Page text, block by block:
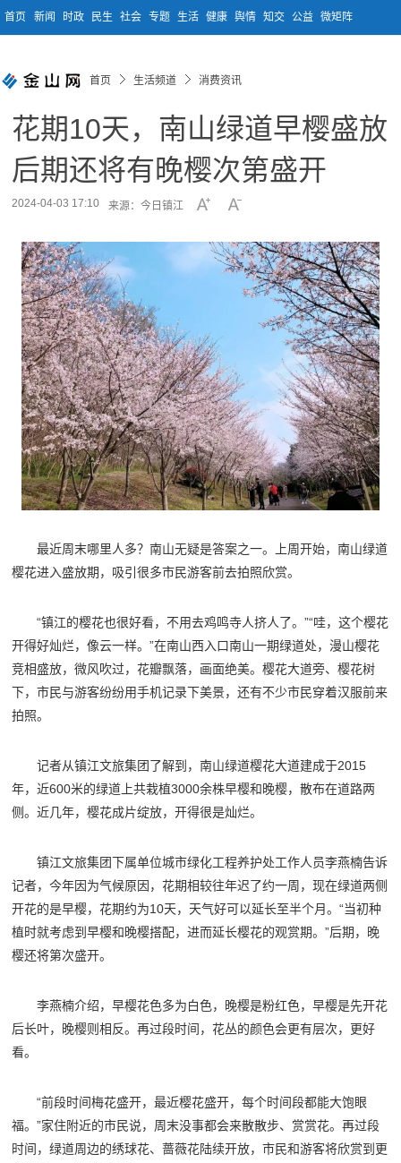
首页 新闻 时政 民生 社会 专题 生活 健康 舆情 知交 公益 微矩阵
首页 生活频道 消费资讯
花期10天，南山绿道早樱盛放
后期还将有晚樱次第盛开
2024-04-03 17:10 来源：今日镇江
最近周末哪里人多？南山无疑是答案之一。上周开始，南山绿道
樱花进入盛放期，吸引很多市民游客前去拍照欣赏。
“镇江的樱花也很好看，不用去鸡鸣寺人挤人了。”“哇，这个樱花
开得好灿烂，像云一样。”在南山西入口南山一期绿道处，漫山樱花
竞相盛放，微风吹过，花瓣飘落，画面绝美。樱花大道旁、樱花树
下，市民与游客纷纷用手机记录下美景，还有不少市民穿着汉服前来
拍照。
记者从镇江文旅集团了解到，南山绿道樱花大道建成于2015
年，近600米的绿道上共栽植3000余株早樱和晚樱，散布在道路两
侧。近几年，樱花成片绽放，开得很是灿烂。
镇江文旅集团下属单位城市绿化工程养护处工作人员李燕楠告诉
记者，今年因为气候原因，花期相较往年迟了约一周，现在绿道两侧
开花的是早樱，花期约为10天，天气好可以延长至半个月。“当初种
植时就考虑到早樱和晚樱搭配，进而延长樱花的观赏期。”后期，晚
樱还将第次盛开。
李燕楠介绍，早樱花色多为白色，晚樱是粉红色，早樱是先开花
后长叶，晚樱则相反。再过段时间，花丛的颜色会更有层次，更好
看。
“前段时间梅花盛开，最近樱花盛开，每个时间段都能大饱眼
福。”家住附近的市民说，周末没事都会来散散步、赏赏花。再过段
时间，绿道周边的绣球花、蔷薇花陆续开放，市民和游客将欣赏到更